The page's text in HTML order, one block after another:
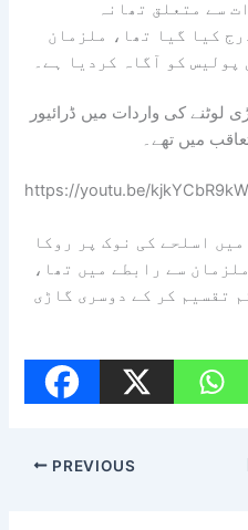
سے متعلق تھانہ
کیا گیا تھا، ملزمان
کو آگاہ کردیا ہے۔
لوٹنے کی واردات میں ڈرائیور
میں تھے۔
https://youtu.be/
اسلحے کی نوک پر روکا
سے رابطے میں تھا،
تقسیم کر کے دوسری گاڑی
PREVIOUS